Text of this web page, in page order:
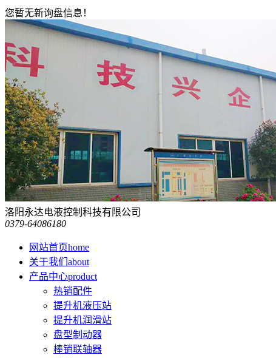
您暂无新询盘信息！
洛阳永达电液控制科技有限公司
0379-64086180
网站首页home
关于我们 about
产品中心product
热销配件
提升机液压站
提升机润滑站
盘型制动器
棒销联轴器